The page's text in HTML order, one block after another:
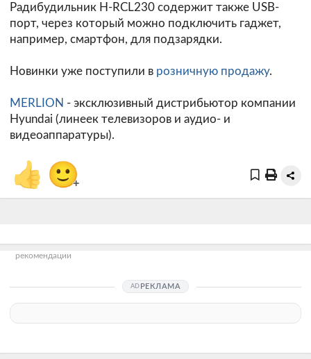
Радибудильник H-RCL230 содержит также USB-
порт, через который можно подключить гаджет,
например, смартфон, для подзарядки.
Новинки уже поступили в розничную продажу.
MERLION - эксклюзивный дистрибьютор компании
Hyundai (линеек телевизоров и аудио- и
видеоаппаратуры).
👍 🙂+
рекомендации
РЕКЛАМА